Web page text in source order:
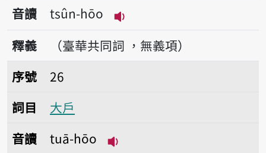
音讀
tsûn-hōo
播放音讀tsûn-hōo
釋義
（臺華共同詞 ，無義項）
序號26大戶
序號
26
詞目
大戶
音讀
tuā-hōo